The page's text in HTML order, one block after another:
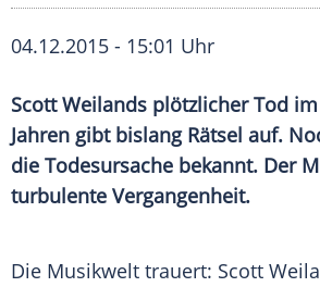
04.12.2015 - 15:01 Uhr
Scott Weilands plötzlicher Tod
Jahren gibt bislang Rätsel auf.
die Todesursache bekannt. Der
turbulente Vergangenheit.
Die Musikwelt trauert: Scott